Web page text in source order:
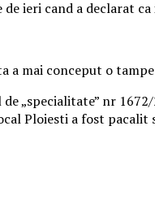
ieri cand a declarat
a mai conceput o
„specialitate” nr
Ploiesti a fost pacalit